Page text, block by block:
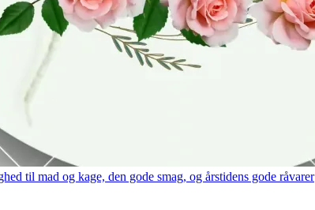
til mad og kage, den gode smag, og årstidens gode råvarer